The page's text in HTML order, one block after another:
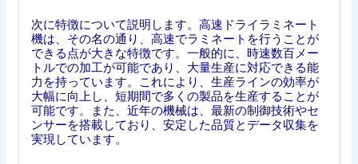
次に特徴について説明します。高速ドライラミネート
機は、その名の通り、高速でラミネートを行うことが
できる点が大きな特徴です。一般的に、時速数百メー
トルでの加工が可能であり、大量生産に対応できる能
力を持っています。これにより、生産ラインの効率が
大幅に向上し、短期間で多くの製品を生産することが
可能です。また、近年の機械は、最新の制御技術やセ
ンサーを搭載しており、安定した品質とデータ収集を
実現しています。